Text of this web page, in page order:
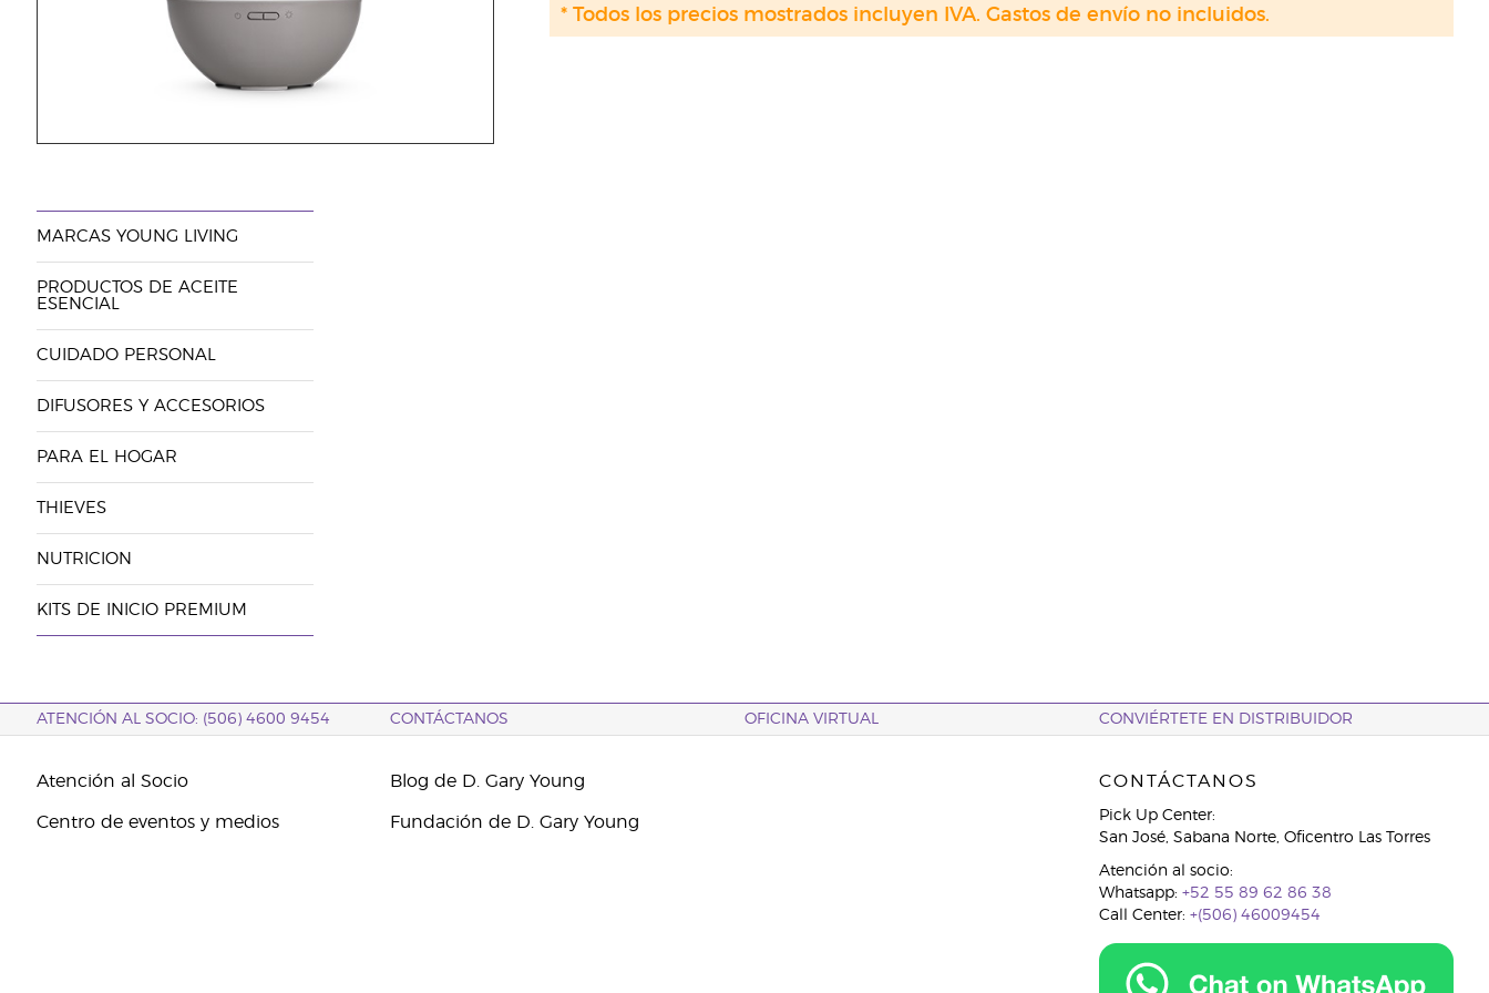
* Todos los precios mostrados incluyen IVA. Gastos de envío no incluidos.
MARCAS YOUNG LIVING
PRODUCTOS DE ACEITE
ESENCIAL
CUIDADO PERSONAL
DIFUSORES Y ACCESORIOS
PARA EL HOGAR
THIEVES
NUTRICION
KITS DE INICIO PREMIUM
ATENCIÓN AL SOCIO: (506) 4600 9454 CONTÁCTANOS OFICINA VIRTUAL CONVIÉRTETE EN DISTRIBUIDOR
Atención al Socio
Centro de eventos y medios
Blog de D. Gary Young
Fundación de D. Gary Young
CONTÁCTANOS
Pick Up Center:
San José, Sabana Norte, Oficentro Las Torres
Atención al socio:
Whatsapp: +52 55 89 62 86 38
Call Center: +(506) 46009454